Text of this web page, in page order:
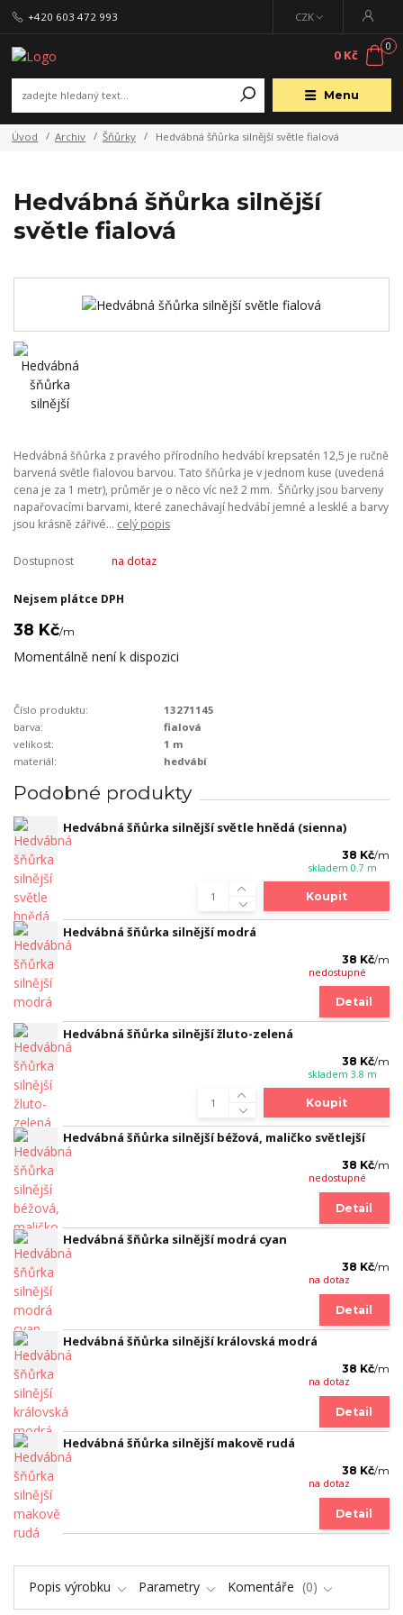
Menu
CZK
+420 603 472 993
0
0 Kč
Úvod Archiv Šňůrky Hedvábná šňůrka silnější světle fialová
Hedvábná šňůrka silnější
světle fialová
Hedvábná šňůrka z pravého přírodního hedvábí krepsatén 12,5 je ručně
barvená světle fialovou barvou. Tato šňůrka je v jednom kuse (uvedená
cena je za 1 metr), průměr je o něco víc než 2 mm. Šňůrky jsou barveny
napařovacími barvami, které zanechávají hedvábí jemné a lesklé a barvy
jsou krásně zářivé... celý popis
Dostupnost na dotaz
Nejsem plátce DPH
38 Kč/m
Momentálně není k dispozici
Číslo produktu:
13271145
barva:
fialová
velikost:
1 m
materiál:
hedvábí
Podobné produkty
Hedvábná šňůrka silnější světle hnědá (sienna)
38 Kč/m
skladem 0.7 m
Koupit
Hedvábná šňůrka silnější modrá
38 Kč/m
nedostupné
Detail
Hedvábná šňůrka silnější žluto-zelená
38 Kč/m
skladem 3.8 m
Koupit
Hedvábná šňůrka silnější béžová, maličko světlejší
38 Kč/m
nedostupné
Detail
Hedvábná šňůrka silnější modrá cyan
38 Kč/m
na dotaz
Detail
Hedvábná šňůrka silnější královská modrá
38 Kč/m
na dotaz
Detail
Hedvábná šňůrka silnější makově rudá
38 Kč/m
na dotaz
Detail
Popis výrobku Parametry Komentáře 0